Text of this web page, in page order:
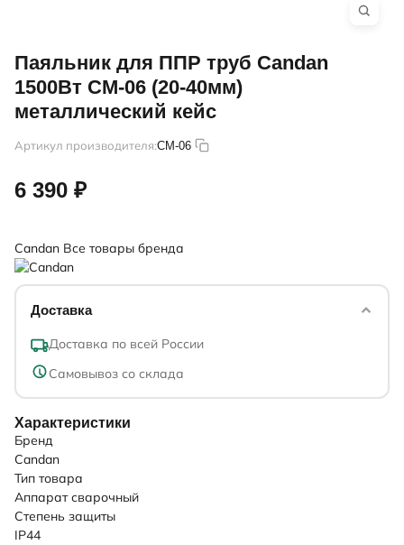
Паяльник для ППР труб Candan
1500Вт CM-06 (20-40мм)
металлический кейс
Артикул производителя:CM-06
6 390 ₽
Candan Все товары бренда
Доставка
Доставка по всей России
Самовывоз со склада
Характеристики
Бренд
Candan
Тип товара
Аппарат сварочный
Степень защиты
IP44